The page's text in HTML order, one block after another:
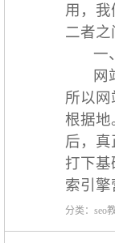
用，
二者
一、
网站
所以
根据地
后，
打下
索引
分类：seo